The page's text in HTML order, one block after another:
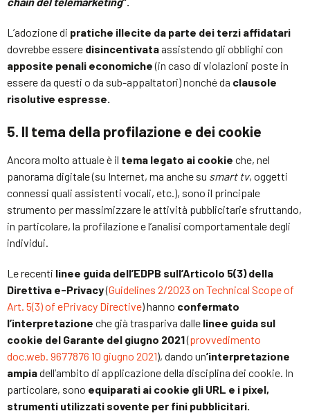
L’adozione di pratiche illecite da parte dei terzi affidatari
dovrebbe essere disincentivataassistendo gli obblighi con
apposite penali economiche(in caso di violazioni poste in
essere da questi o da sub-appaltatori) nonché da clausole
risolutive espresse.
5. Il tema della profilazione e dei cookie
Ancora molto attuale è il tema legato ai cookie che, nel
panorama digitale (su Internet, ma anche su smart tv, oggetti
connessi quali assistenti vocali, etc.), sono il principale
strumento per massimizzare le attività pubblicitarie sfruttando,
in particolare, la profilazione e l’analisi comportamentale degli
individui.
Le recenti linee guida dell’EDPB sull’Articolo 5(3) della
Direttiva e-Privacy(Guidelines 2/2023 on Technical Scope of
Art. 5(3) of ePrivacy Directive) hanno confermato
l’interpretazione che già traspariva dalle linee guida sul
cookie del Garante del giugno 2021(provvedimento
doc.web. 9677876 10 giugno 2021), dando un’interpretazione
ampiadell’ambito di applicazione della disciplina dei cookie. In
particolare, sono equiparati ai cookie gli URL e i pixel,
strumenti utilizzati sovente per fini pubblicitari.